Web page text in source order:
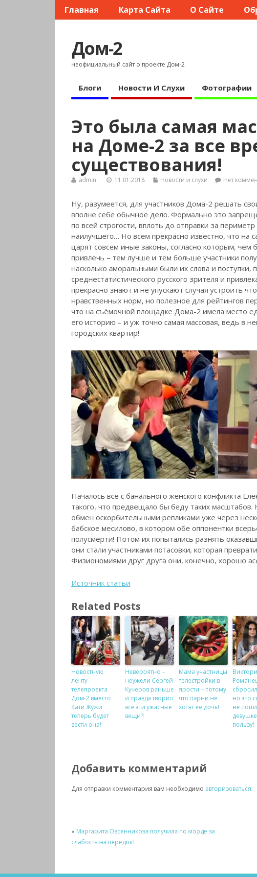
Главная Карта Сайта О Сайте
Дом-2
неофициальный сайт о проекте Дом-2
Блоги Новости И Слухи Фотографии
Это была самая
на Доме-2 за все
существования!
admin 11.01.2018 Новости и слухи Нет
Ну, разумеется, для участников Дома-2 решать
вполне себе обычное дело. Формально это
по всей строгости, вплоть до отправки за
наилучшего… Но всем прекрасно известно, что на
царят совсем иные законы, согласно которым, чем
привлечь – тем лучше и тем больше участники
насколько аморальными были их слова и
среднестатистического русского зрителя и
прекрасно знают и не упускают случая устроить
нравственных норм, но полезное для рейтингов
что на съёмочной площадке Дома-2 имела место
его историю – и уж точно самая массовая, ведь в
городских квартир!
Началось всё с банального женского конфликта
такого, что предвещало бы беду таких
обмен оскорбительными репликами уже через
бабское месилово, в котором обе оппонентки
полусмерти! Потом их попытались разнять
они стали участниками потасовки, которая
Физиономиями друг друга они, конечно, хорошо
Источник статьи
Related Posts
Новостную
ленту
телепроекта
Дом-2 вместо
Кати Жужи
теперь будет
вести она!
Невероятно –
неужели Сергей
Кучеров раньше
и правда творил
все эти ужасные
вещи?!
Мама участницы
телестройки в
ярости – потому
что парни не
хотят её дочь!
но это
не
пользу!
Добавить комментарий
Для отправки комментария вам необходимо авторизоваться.
« Маргарита Овсянникова получила по морде за
слабость на передок!